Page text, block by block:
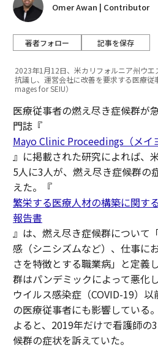
Omer Awan | Contributor
著者フォロー 記事を保存
2023年1月12日、米カリフォルニア州ウエ
抗議し、運営会社に改善を要求する医療
mages for SEIU）
医療従事者の燃え尽き症候群が
門誌『
Mayo Clinic Proceedings（メイ
』に掲載された研究によれば、
5人に3人が、燃え尽き症候群の
えた。『
繁栄する医療人材の構築に関す
報告書
』は、燃え尽き症候群について
感（シニシズムなど）、仕事に
さを特徴とする職業病」と定義
群はパンデミックによって悪化
ウイルス感染症（COVID-19）
の医療従事者にも影響している。
よると、2019年だけで看護師の
候群の症状を訴えていた。